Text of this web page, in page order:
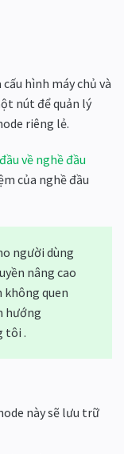
hình máy chủ và
nút để quản lý
riêng lẻ.
về nghề đầu
của nghề đầu
người dùng
nâng cao
không quen
hướng
tôi .
này sẽ lưu trữ